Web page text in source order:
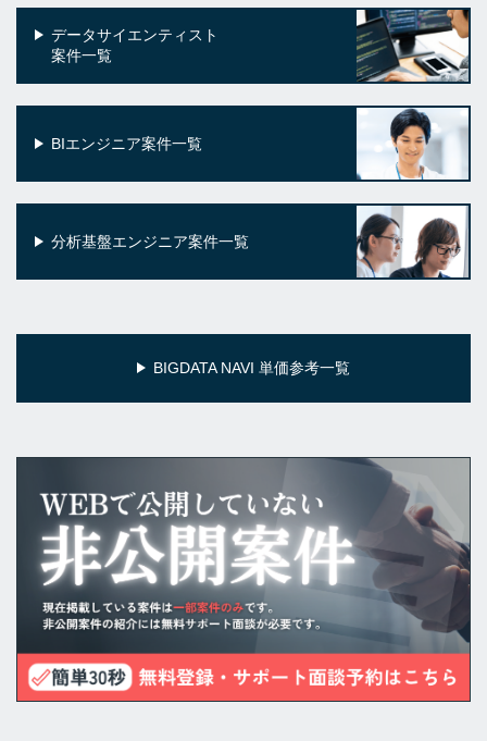
データサイエンティスト
案件一覧
BIエンジニア案件一覧
分析基盤エンジニア案件一覧
BIGDATA NAVI 単価参考一覧